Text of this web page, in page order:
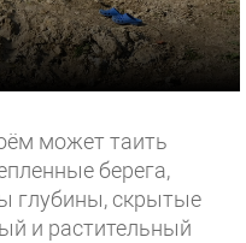
может таить
берега,
глубины, скрытые
и растительный